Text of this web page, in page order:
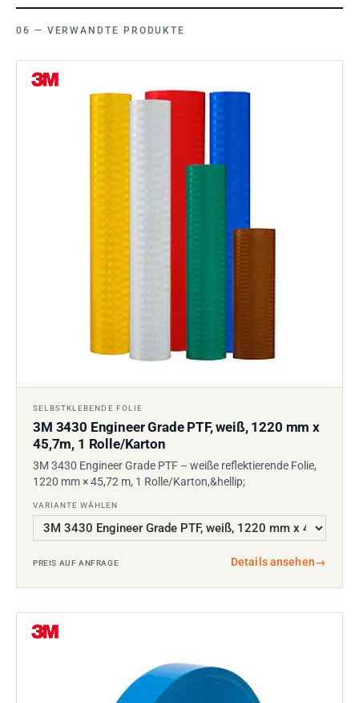
VERWANDTE PRODUKTE
SELBSTKLEBENDE FOLIE
3M 3430 Engineer Grade PTF, weiß, 1220 mm x
45,7m, 1 Rolle/Karton
3M 3430 Engineer Grade PTF – weiße reflektierende Folie,
1220 mm × 45,72 m, 1 Rolle/Karton,&hellip;
VARIANTE WÄHLEN
PREIS AUF ANFRAGE Details ansehen→